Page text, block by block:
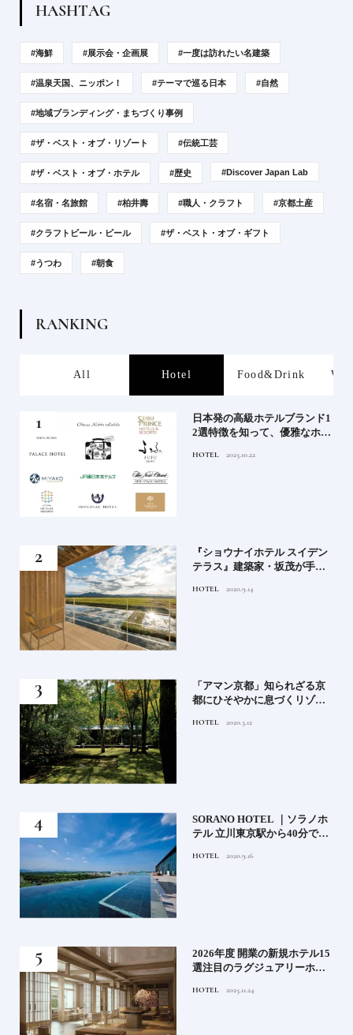
HASHTAG
#海鮮 #展示会・企画展 #一度は訪れたい名建築
#温泉天国、ニッポン！ #テーマで巡る日本 #自然
#地域ブランディング・まちづくり事例
#ザ・ベスト・オブ・リゾート #伝統工芸
#ザ・ベスト・オブ・ホテル #歴史 #Discover Japan Lab
#名宿・名旅館 #柏井壽 #職人・クラフト #京都土産
#クラフトビール・ビール #ザ・ベスト・オブ・ギフト
#うつわ #朝食
RANKING
All Hotel Food&Drink
日本発の高級ホテルブランド1
2選特徴を知って、優雅なホテ
ンド大解剖①
HOTEL 2025.10.22
『ショウナイホテル スイデン
テラス』建築家・坂茂が手掛
シンボル
HOTEL 2020.9.14
「アマン京都」知られざる京
都にひそやかに息づくリゾー
HOTEL 2020.3.12
SORANO HOTEL ｜ソラノホ
テル 立川東京駅から40分で行
HOTEL 2020.9.16
2026年度 開業の新規ホテル15
選注目のラグジュアリーホテ
ィホテルまでご紹介【後編】
HOTEL 2025.11.24